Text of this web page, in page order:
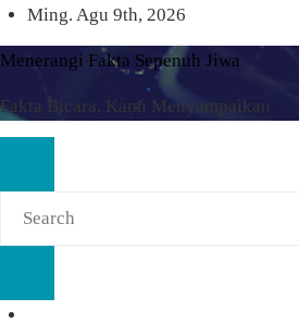
Skip
to
content
Ming. Agu 9th, 2026
Menerangi Fakta Sepenuh Jiwa
Fakta Bicara, Kami Menyampaikan